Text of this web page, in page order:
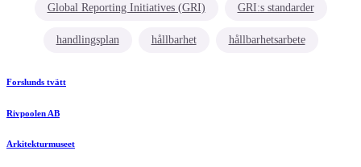
Global Reporting Initiatives (GRI) GRI:s standarder
handlingsplan hållbarhet hållbarhetsarbete
Forslunds tvätt
Rivpoolen AB
Arkitekturmuseet